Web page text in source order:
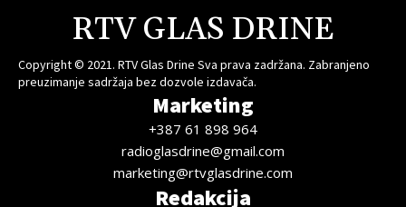
RTV GLAS DRINE
Copyright © 2021. RTV Glas Drine Sva prava zadržana. Zabranjeno
preuzimanje sadržaja bez dozvole izdavača.
Marketing
+387 61 898 964
radioglasdrine@gmail.com
marketing@rtvglasdrine.com
Redakcija